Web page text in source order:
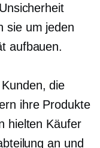
sie um jeden
aufbauen.
die
ihre Produkte
hielten Käufer
an und